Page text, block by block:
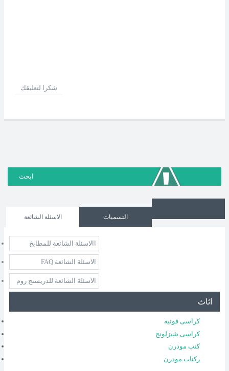
شكرا لتعليقك
الاسئلة الشائعة التسميات
االاسئلة الشائعة للمطابخ
الاسئلة الشائعة FAQ
الاسئلة الشائعة للدريسنج روم
اثاث
كراسى فوتيه
كراسى شيزلونج
كنب مودرن
ركنات مودرن